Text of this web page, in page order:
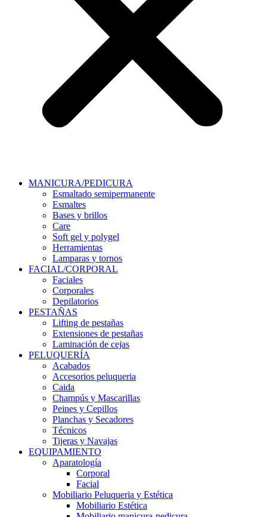
MANICURA/PEDICURA
Esmaltado semipermanente
Esmaltes
Bases y brillos
Care
Soft gel y polygel
Herramientas
Lamparas y tornos
FACIAL/CORPORAL
Faciales
Corporales
Depilatorios
PESTAÑAS
Lifting de pestañas
Extensiones de pestañas
Laminación de cejas
PELUQUERÍA
Acabados
Accesorios peluqueria
Caida
Champús y Mascarillas
Peines y Cepillos
Planchas y Secadores
Técnicos
Tijeras y Navajas
EQUIPAMIENTO
Aparatología
Corporal
Facial
Mobiliario Peluqueria y Estética
Mobiliario Estética